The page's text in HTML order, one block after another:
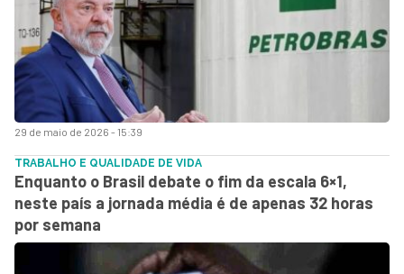
29 de maio de 2026 - 15:39
TRABALHO E QUALIDADE DE VIDA
Enquanto o Brasil debate o fim da escala 6×1,
neste país a jornada média é de apenas 32 horas
por semana